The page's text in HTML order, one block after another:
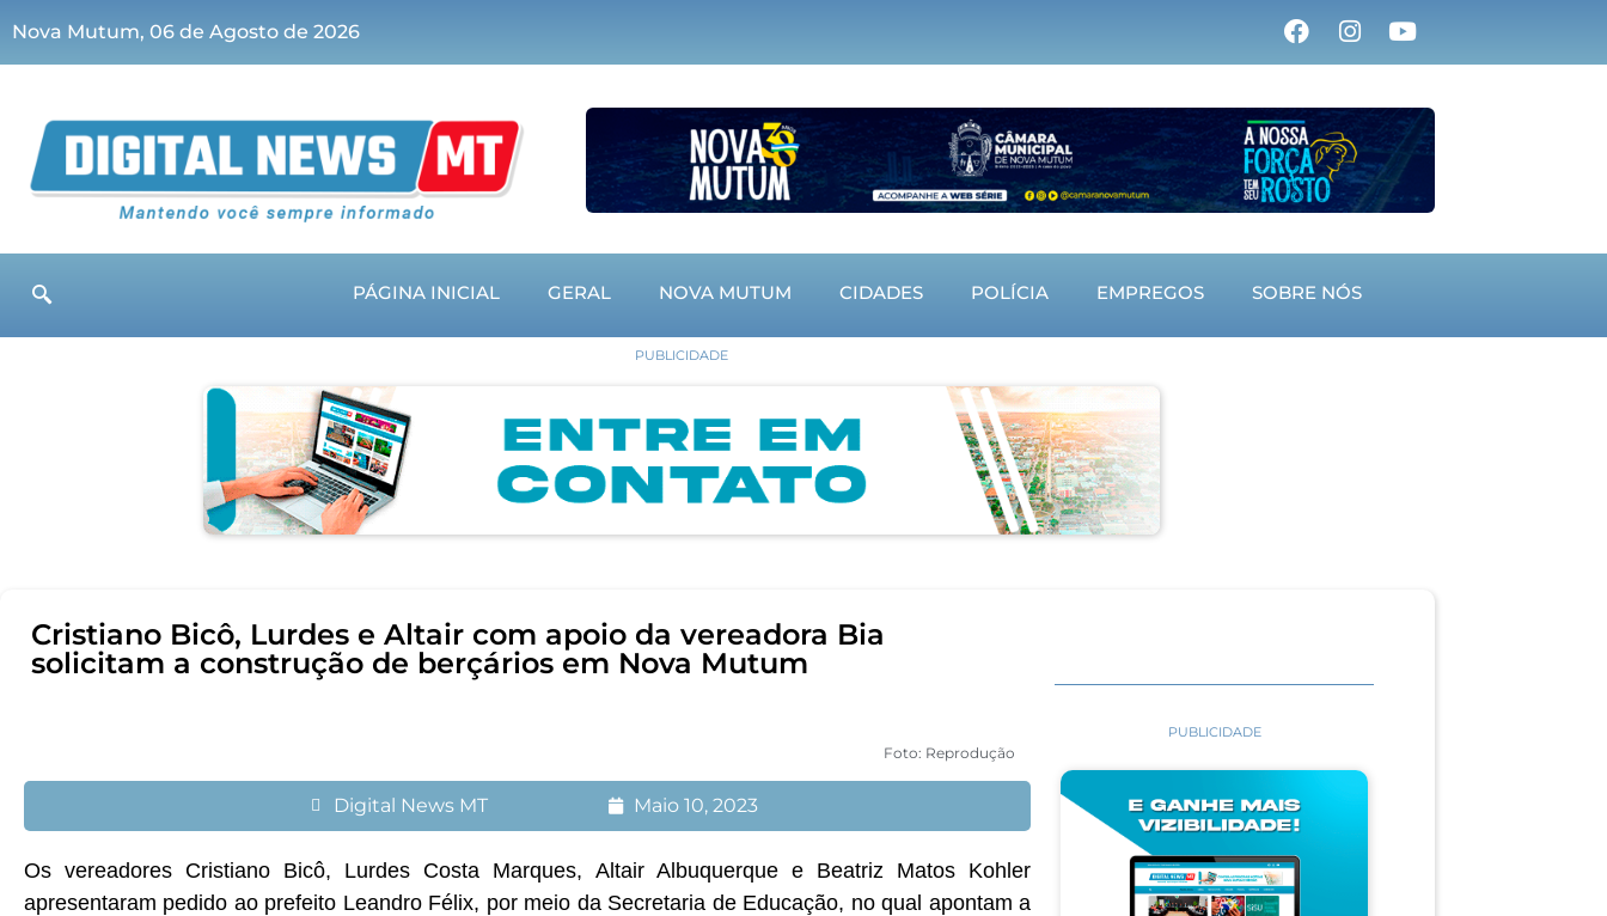
Nova Mutum, 06 de Agosto de 2026
PÁGINA INICIAL GERAL NOVA MUTUM CIDADES POLÍCIA EMPREGOS SOBRE NÓS
PUBLICIDADE
Cristiano Bicô, Lurdes e Altair com apoio da vereadora Bia
solicitam a construção de berçários em Nova Mutum
Foto: Reprodução
Digital News MT Maio 10, 2023
Os vereadores Cristiano Bicô, Lurdes Costa Marques, Altair Albuquerque e Beatriz Matos Kohler
apresentaram pedido ao prefeito Leandro Félix, por meio da Secretaria de Educação, no qual apontam a
PUBLICIDADE